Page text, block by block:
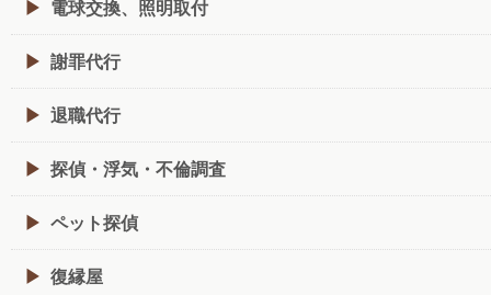
電球交換、照明取付
謝罪代行
退職代行
探偵・浮気・不倫調査
ペット探偵
復縁屋